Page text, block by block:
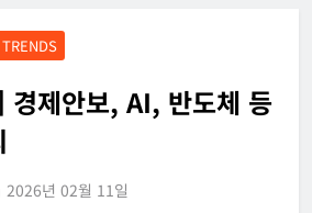
경제안보, AI, 반도체 등
2026년 02월 11일